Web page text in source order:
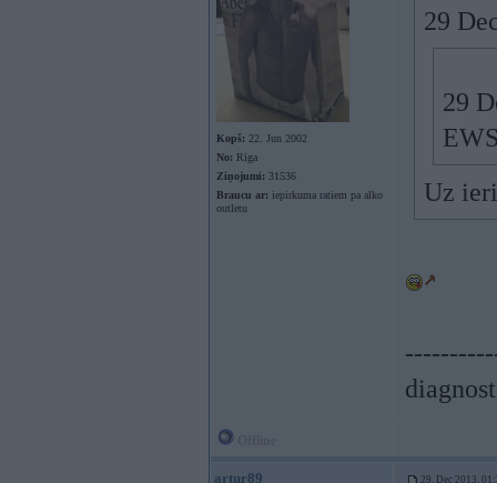
Kopš: 22. Jun 2002
No: Rīga
Ziņojumi: 31536
Braucu ar: iepirkuma ratiem pa alko
outletu
29
29
Uz
artur89 29. Dec 2013,